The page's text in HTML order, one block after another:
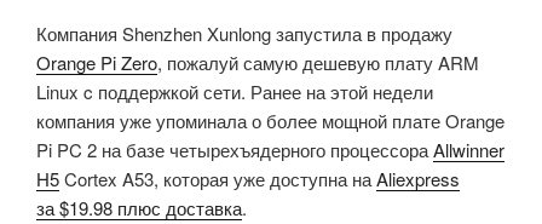
R40
с
SATA
&
GbE
продается
по
Компания Shenzhen Xunlong запустила в продажу
Orange Pi Zero, пожалуй самую дешевую плату ARM
Linux c поддержкой сети. Ранее на этой недели
компания уже упоминала о более мощной плате Orange
Pi PC 2 на базе четырехъядерного процессораAllwinner
H5Cortex A53, которая уже доступна наAliexpress
за $19.98 плюс доставка.